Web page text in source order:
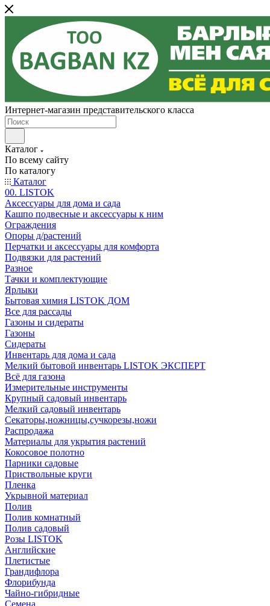
Интернет-магазин представительского класса
Каталог
По всему сайту
По каталогу
Каталог
00. LISTOK
Аксессуары для дома и сада
Кашпо подвесные и аксессуары к ним
Ограждения
Опоры д/растений
Перчатки и аксессуары для комфорта
Подвязки для растений
Разное
Тачки и комплектующие
Ярлыки
Бытовая химия LISTOK ДОМ
Все для рассады
Газоны и сидераты
Газоны
Сидераты
Инвентарь для дома и сада
Мелкий бытовой инвентарь LISTOK ЭКСПЕРТ
Всё для газона
Измерительные инструменты
Крупный садовый инвентарь
Мелкий садовый инвентарь
Секаторы,ножницы,сучкорезы,ножи
Распродажа
Материалы для укрытия растений
Кокосовое полотно
Парники садовые
Приствольные круги
Пленка
Укрывной материал
Полив
Полив комнатный
Полив садовый
Розы LISTOK
Английские
Плетистые
Грандифлора
Флорибунда
Чайно-гибридные
Семена